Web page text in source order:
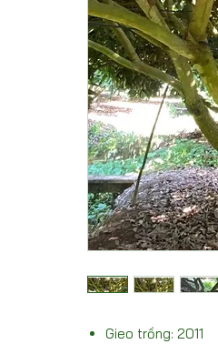
Gieo trồng: 2011